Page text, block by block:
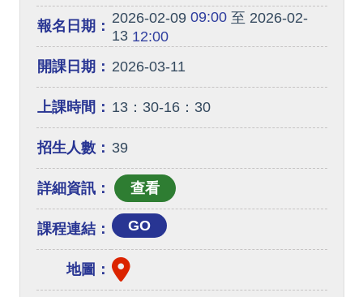
報名日期： 2026-02-0909:00至 2026-02-
1312:00
開課日期： 2026-03-11
上課時間： 13：30-16：30
招生人數： 39
詳細資訊：
課程連結： GO
地圖：